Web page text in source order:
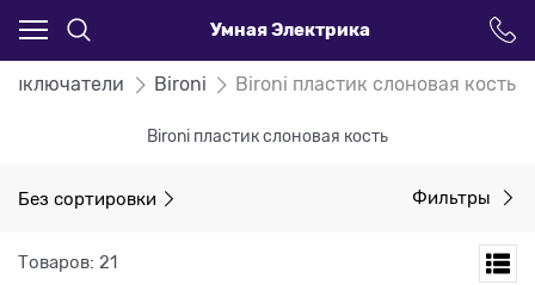
Умная Электрика
Bironi Bironi пластик слоновая кость
Bironi пластик слоновая кость
Без сортировки Фильтры
Товаров: 21